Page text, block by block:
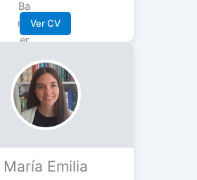
Ver CV
María Emilia